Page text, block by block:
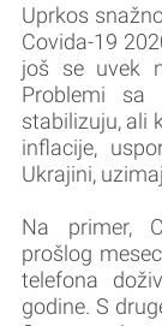
Uprkos
Covida-19
još se uvek
Problemi sa
stabilizuju, ali
inflacije,
Ukrajini,
Na primer,
prošlog
telefona
godine. S